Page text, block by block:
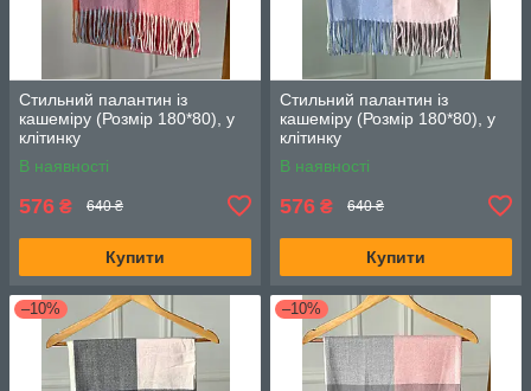
Стильний палантин із
кашеміру (Розмір 180*80), у
клітинку
В наявності
576 ₴ 640 ₴
Купити
Стильний палантин із
кашеміру (Розмір 180*80), у
клітинку
В наявності
576 ₴ 640 ₴
Купити
–10% –10%